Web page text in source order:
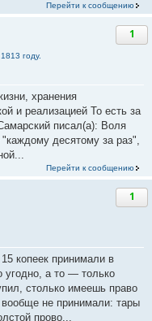
Перейти к сообщению
году.
1
хранения
и реализацией То есть за
писал(а): Воля
десятому за раз",
Перейти к сообщению
1
копеек принимали в
угодно, а то — только
столько имеешь право
не принимали: тары
прово...